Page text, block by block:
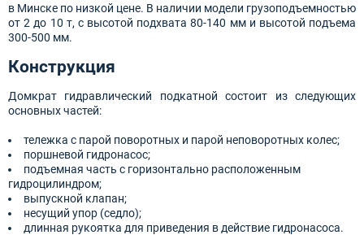
в Минске по низкой цене. В наличии модели грузоподъемностью
от 2 до 10 т, с высотой подхвата 80-140 мм и высотой подъема
300-500 мм.
Конструкция
Домкрат гидравлический подкатной состоит из следующих
основных частей:
тележка с парой поворотных и парой неповоротных колес;
поршневой гидронасос;
подъемная часть с горизонтально расположенным
гидроцилиндром;
выпускной клапан;
несущий упор (седло);
длинная рукоятка для приведения в действие гидронасоса.